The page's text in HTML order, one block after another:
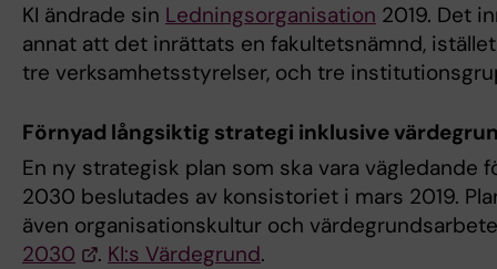
KI ändrade sin Ledningsorganisation 2019. Det
annat att det inrättats en fakultetsnämnd,
tre verksamhetsstyrelser, och tre
Förnyad långsiktig strategi inklusive
En ny strategisk plan som ska vara vägledande
2030 beslutades av konsistoriet i mars 2019.
även organisationskultur och
2030
. KI:s Värdegrund.